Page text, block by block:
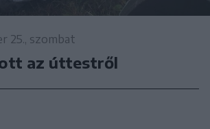
25., szombat
az úttestről